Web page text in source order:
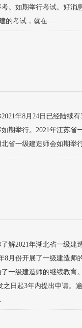
。如期举行考试。好消
的考试，就在...
年8月24日已经陆续
期举行。2021年江苏省
省一级建造师会如期举
解2021年湖北省一级建
8月份开展了一级建造师
一级建造师的继续教育
日起3年内提出申请。